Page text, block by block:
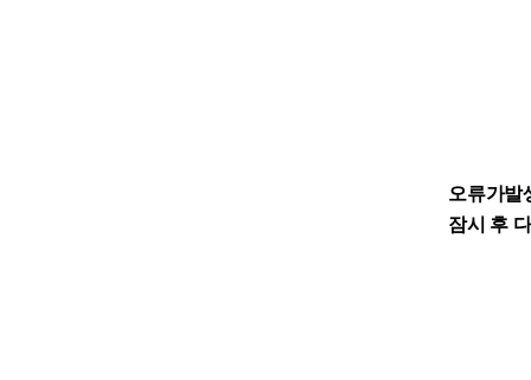
오류가발
잠시 후